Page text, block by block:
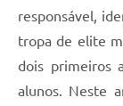
responsável,
tropa de elite
dois primeiros
alunos. Neste